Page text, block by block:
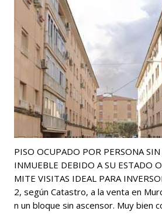
PISO OCUPADO POR PERSONA
INMUEBLE DEBIDO A SU ESTADO
MITE VISITAS IDEAL PARA
2, según Catastro, a la venta en
n un bloque sin ascensor. Muy bien